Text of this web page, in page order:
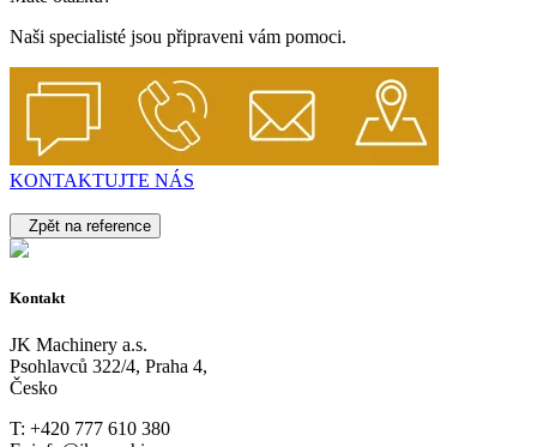
Naši specialisté jsou připraveni vám pomoci.
KONTAKTUJTE NÁS
Zpět na reference
Kontakt
JK Machinery a.s.
Psohlavců 322/4, Praha 4,
Česko
T: +420 777 610 380